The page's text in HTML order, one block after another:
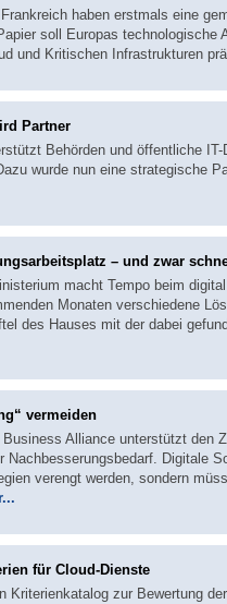
haben erstmals eine
soll Europas technologische
und Kritischen Infrastrukturen
Partner
Behörden und öffentliche
wurde nun eine strategische
– und zwar
macht Tempo beim
Monaten verschiedene
des Hauses mit der dabei
vermeiden
Alliance unterstützt den
Digitale
verengt werden, sondern
für Cloud-Dienste
Kriterienkatalog zur Bewertung